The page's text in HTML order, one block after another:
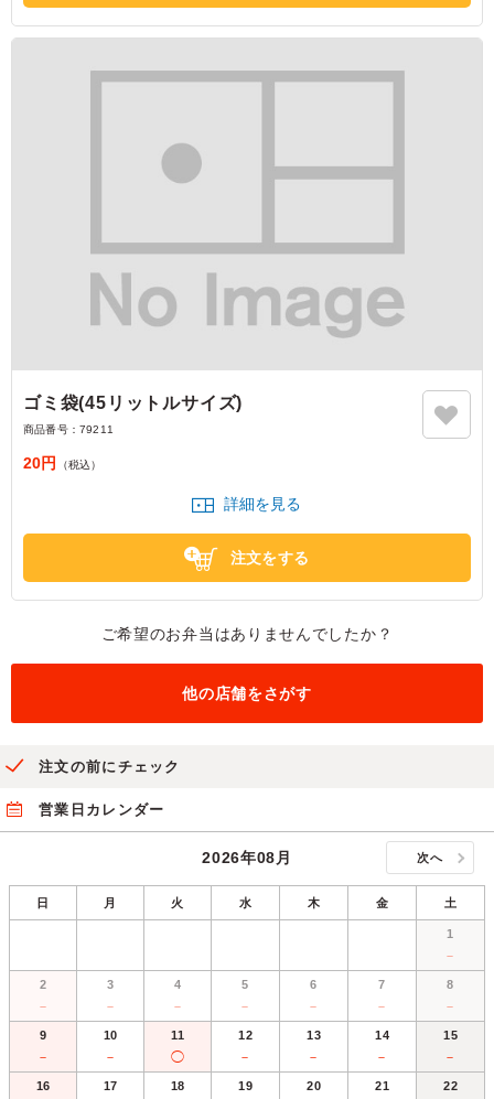
ゴミ袋(45リットルサイズ)
商品番号： 79211
20円 （税込）
詳細を見る
注文をする
ご希望のお弁当はありませんでしたか？
他の店舗をさがす
注文の前にチェック
営業日カレンダー
2026年08月 次へ
日 月 火 水 木 金 土
1
－
2
－
3
－
4
－
5
－
6
－
7
－
8
－
9
－
10
－
11
◯
12
－
13
－
14
－
15
－
16 17 18 19 20 21 22